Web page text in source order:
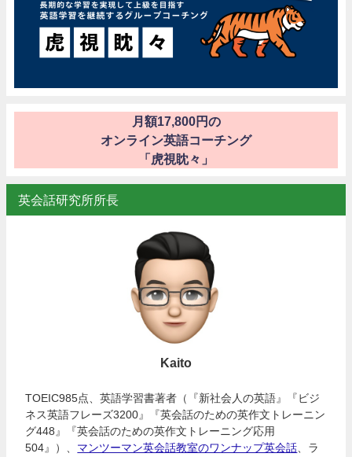
月額17,800円の
オンライン英語コーチング
「虎視眈々」
英会話研究所所長
Kaito
TOEIC985点、英語学習書著者（『新社会人の英語』『ビジ
ネス英語フレーズ3200』『英会話のための英作文トレーニン
グ448』『英会話のための英作文トレーニング応用
504』）、 マンツーマン英会話教室のワンナップ英会話 、ラ